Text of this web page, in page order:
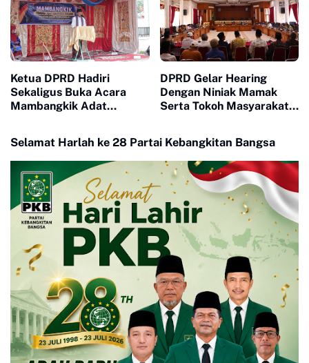
Ketua DPRD Hadiri
Sekaligus Buka Acara
Mambangkik Adat
DPRD Gelar Hearing
Dengan Niniak Mamak
Serta Tokoh Masyarakat
Ompek
Selamat Harlah ke 28 Partai Kebangkitan Bangsa